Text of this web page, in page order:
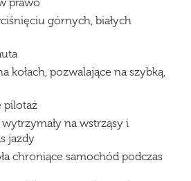
górnych, białych
kołach, pozwalające na szybką,
pilotaż
na wstrząsy i
jazdy
chroniące samochód podczas